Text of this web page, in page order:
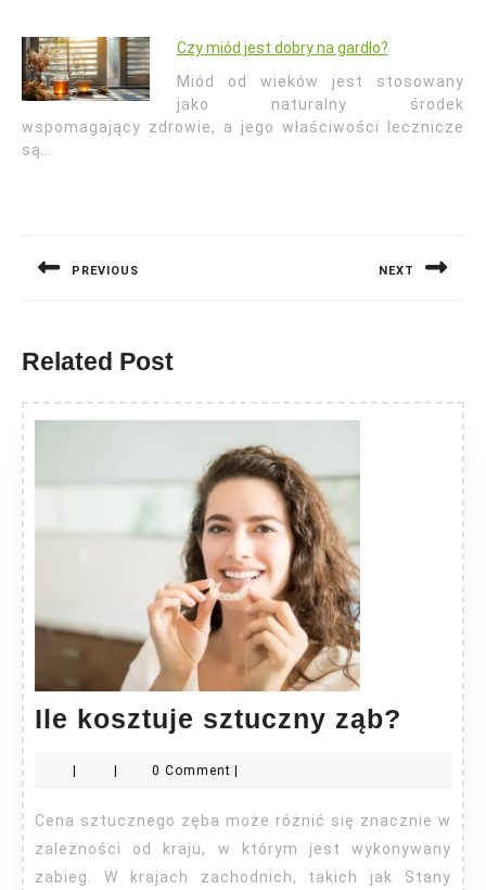
Czy miód jest dobry na gardło?
Miód od wieków jest stosowany
jako naturalny środek
wspomagający zdrowie, a jego właściwości lecznicze
są…
PREVIOUS NEXT
Related Post
Ile kosztuje sztuczny ząb?
ząb?
0 Comment
Cena sztucznego zęba może różnić się znacznie w
zależności od kraju, w którym jest wykonywany
zabieg. W krajach zachodnich, takich jak Stany